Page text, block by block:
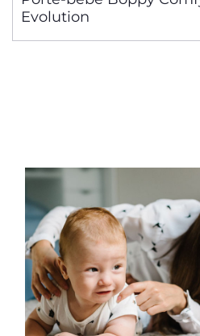
Evolution